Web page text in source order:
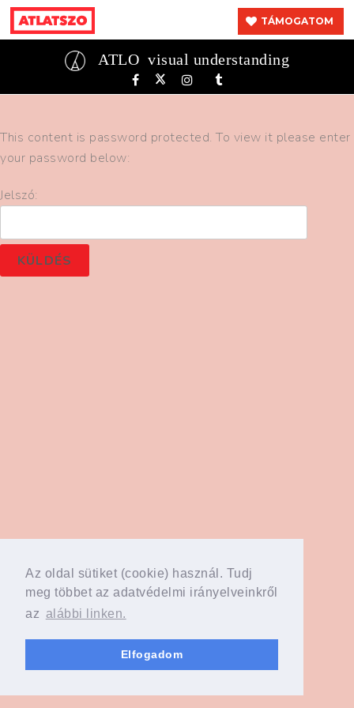
Az oldal sütiket (cookie) használ. Tudj
meg többet az adatvédelmi irányelveinkről
az alábbi linken.
Elfogadom
TÁMOGATOM
ATLO visual understanding
This content is password protected. To view it please enter
your password below:
Jelszó: